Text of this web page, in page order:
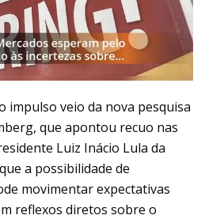
impulso veio da nova pesquisa
que apontou recuo nas
Luiz Inácio Lula da
a possibilidade de
movimentar expectativas
reflexos diretos sobre o